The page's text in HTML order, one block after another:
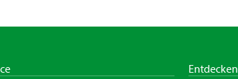
Entdecken